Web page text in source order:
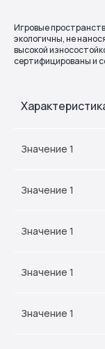
Игровые
экологичны, не
высокой
сертифицированы и
Значение 1
Значение 1
Значение 1
Значение 1
Значение 1